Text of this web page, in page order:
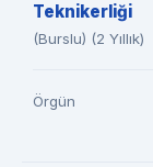
Teknikerliği
(Burslu) (2 Yıllık)
Örgün